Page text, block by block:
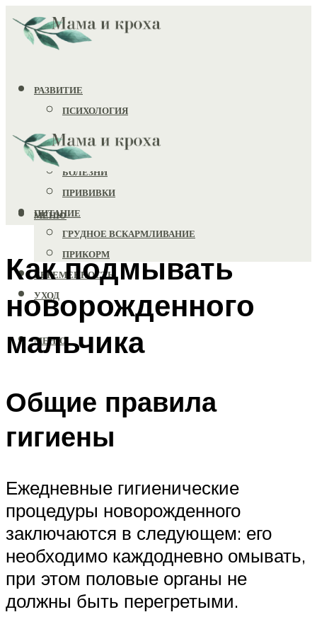
РАЗВИТИЕ
ПСИХОЛОГИЯ
ИГРУШКИ
ЗДОРОВЬЕ
БОЛЕЗНИ
ПРИВИВКИ
ПИТАНИЕ
ГРУДНОЕ ВСКАРМЛИВАНИЕ
ПРИКОРМ
БЕРЕМЕННОСТЬ
УХОД
МЕНЮ
МЕНЮ
Как подмывать
новорожденного
мальчика
Общие правила
гигиены
Ежедневные гигиенические
процедуры новорожденного
заключаются в следующем: его
необходимо каждодневно омывать,
при этом половые органы не
должны быть перегретыми.